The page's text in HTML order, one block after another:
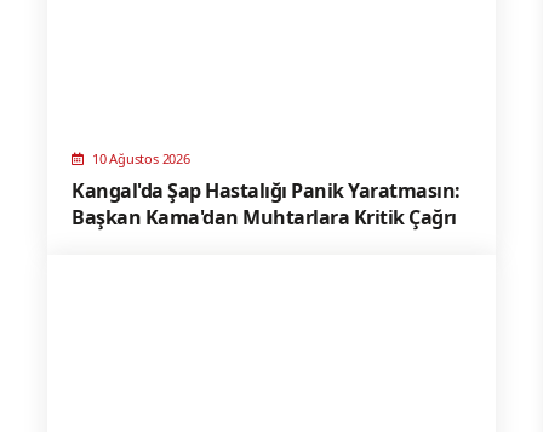
10 Ağustos 2026
Kangal'da Şap Hastalığı Panik Yaratmasın:
Başkan Kama'dan Muhtarlara Kritik Çağrı